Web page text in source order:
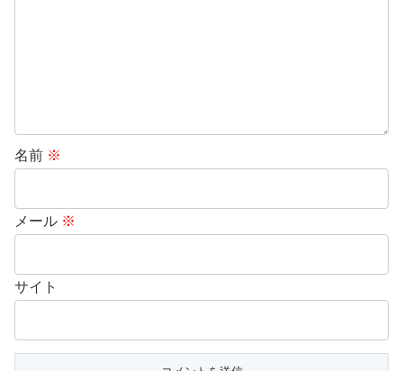
名前 ※
メール ※
サイト